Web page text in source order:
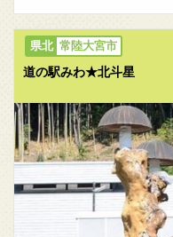
常陸大宮市
道の駅みわ★北斗星